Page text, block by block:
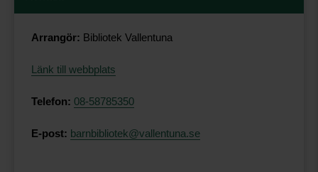
Arrangör: Bibliotek Vallentuna
Länk till webbplats
Telefon: 08-58785350
E-post: barnbibliotek@vallentuna.se